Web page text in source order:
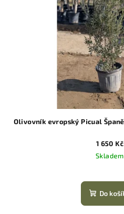
1 650 Kč
Skladem
Do